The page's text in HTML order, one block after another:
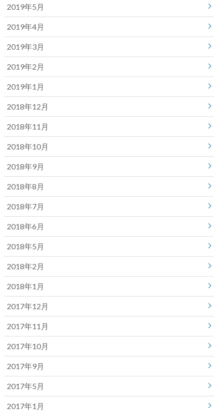
2019年5月
2019年4月
2019年3月
2019年2月
2019年1月
2018年12月
2018年11月
2018年10月
2018年9月
2018年8月
2018年7月
2018年6月
2018年5月
2018年2月
2018年1月
2017年12月
2017年11月
2017年10月
2017年9月
2017年5月
2017年1月